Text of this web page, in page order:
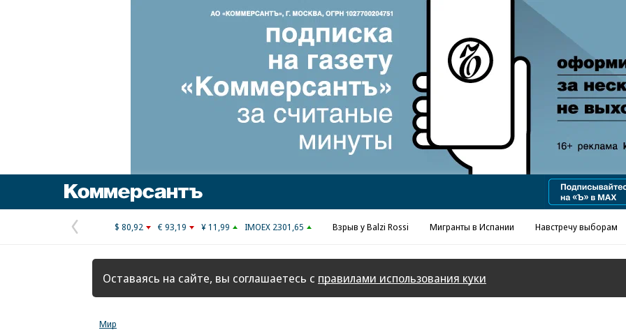
Реклама в «Ъ» www.kommersant.ru/ad
Предыдущая
страница
$ 80,92 € 93,19 ¥ 11,99 IMOEX 2301,65 Взрыв у Balzi Rossi Мигранты в Испании Навстречу выборам
Оставаясь на сайте, вы соглашаетесь с правилами использования куки
Мир